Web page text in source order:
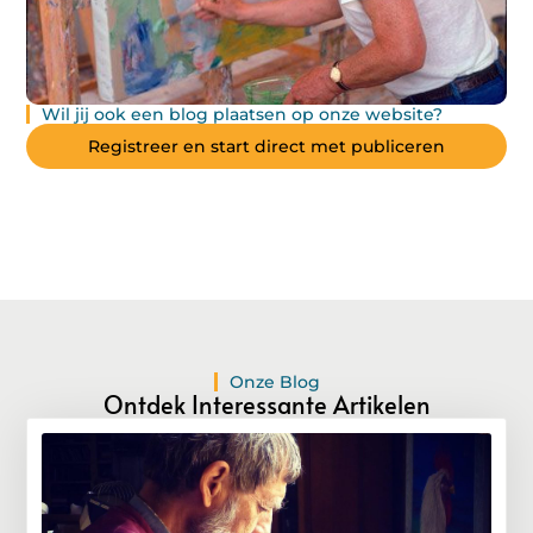
Wil jij ook een blog plaatsen op onze website?
Registreer en start direct met publiceren
Onze Blog
Ontdek Interessante Artikelen